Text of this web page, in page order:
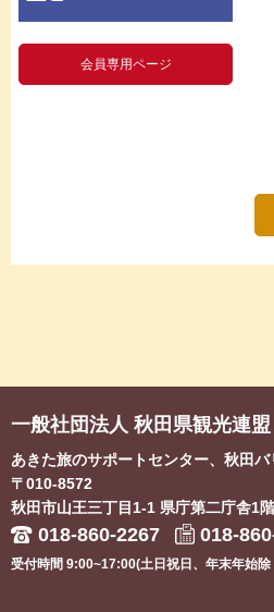
会員専用ページ
一般社団法人 秋田県観光連盟
あきた旅のサポートセンター、秋田
〒010-8572
秋田市山王三丁目1-1 県庁第二庁舎1
018-860-2267 018-
受付時間 9:00~17:00(土日祝日、年末年始除